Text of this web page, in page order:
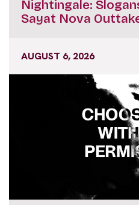
Nightingale:
Sayat Nova
AUGUST 6, 2026